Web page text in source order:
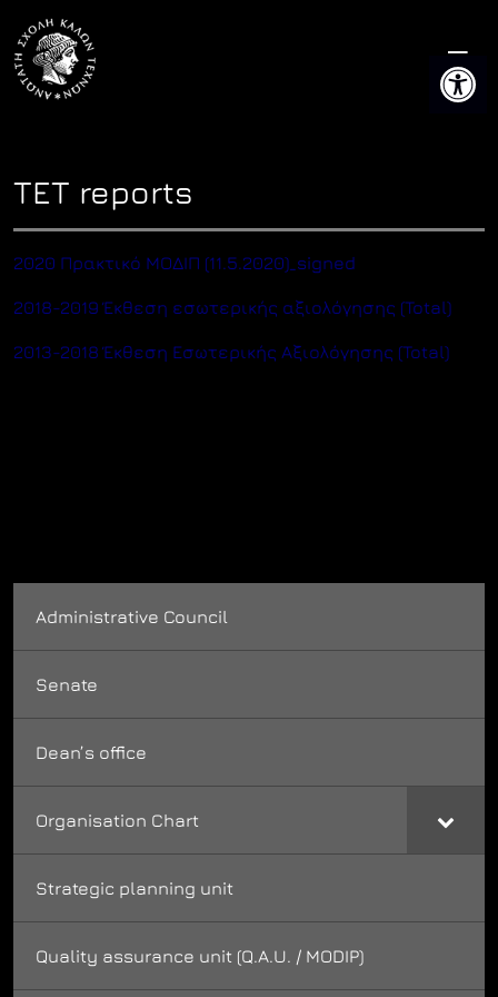
content
Administrative Council
Senate
Dean’s office
Organisation Chart
Strategic planning unit
Quality assurance unit (Q.A.U. / MODIP)
TET reports
2020 Πρακτικό ΜΟΔΙΠ (11.5.2020)_signed
2018-2019 Έκθεση εσωτερικής αξιολόγησης (Total)
2013-2018 Έκθεση Εσωτερικής Αξιολόγησης (Total)